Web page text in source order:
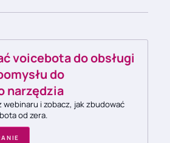
voicebota do obsługi
do
narzędzia
webinaru i zobacz, jak zbudować
od zera.